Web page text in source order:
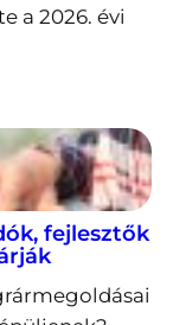
a 2026. évi
fejlesztők